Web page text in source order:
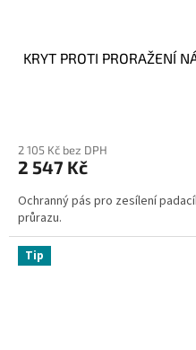
KRYT PROTI PRORAŽENÍ
2 105 Kč bez DPH
2 547 Kč
Ochranný pás pro zesílení
průrazu.
Tip